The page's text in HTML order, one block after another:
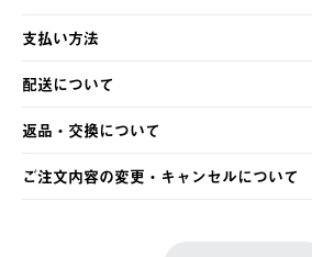
支払い方法
以下のいずれかの方法でお支払いいただけ
・クレジットカード決済
・コンビニ決済
・Pay-easy決済
配送について
【発送スケジュール】
ご注文・ご入金完了より2営業日以内に商
土日祝の発送はございませんので、木曜
の発送となる場合がございます。
返品・交換について
※お客様都合の場合
ご注文内容の変更・キャンセルについて